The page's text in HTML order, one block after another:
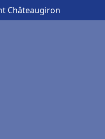
Châteaugiron